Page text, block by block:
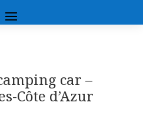
car –
Côte d’Azur